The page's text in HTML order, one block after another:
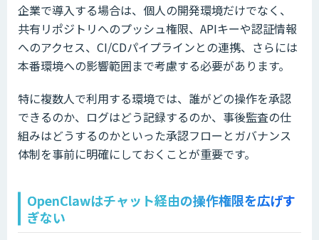
企業で導入する場合は、個人の開発環境だけでなく、
共有リポジトリへのプッシュ権限、APIキーや認証情報
へのアクセス、CI/CDパイプラインとの連携、さらには
本番環境への影響範囲まで考慮する必要があります。
特に複数人で利用する環境では、誰がどの操作を承認
できるのか、ログはどう記録するのか、事後監査の仕
組みはどうするのかといった承認フローとガバナンス
体制を事前に明確にしておくことが重要です。
OpenClawはチャット経由の操作権限を広げす
ぎない